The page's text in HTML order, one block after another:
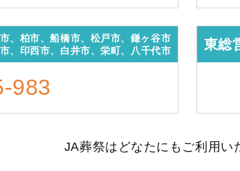
、柏市、船橋市、松戸市、鎌ヶ谷市
、印西市、白井市、栄町、八千代市
983
東総
JA葬祭はどなたにもご利用い